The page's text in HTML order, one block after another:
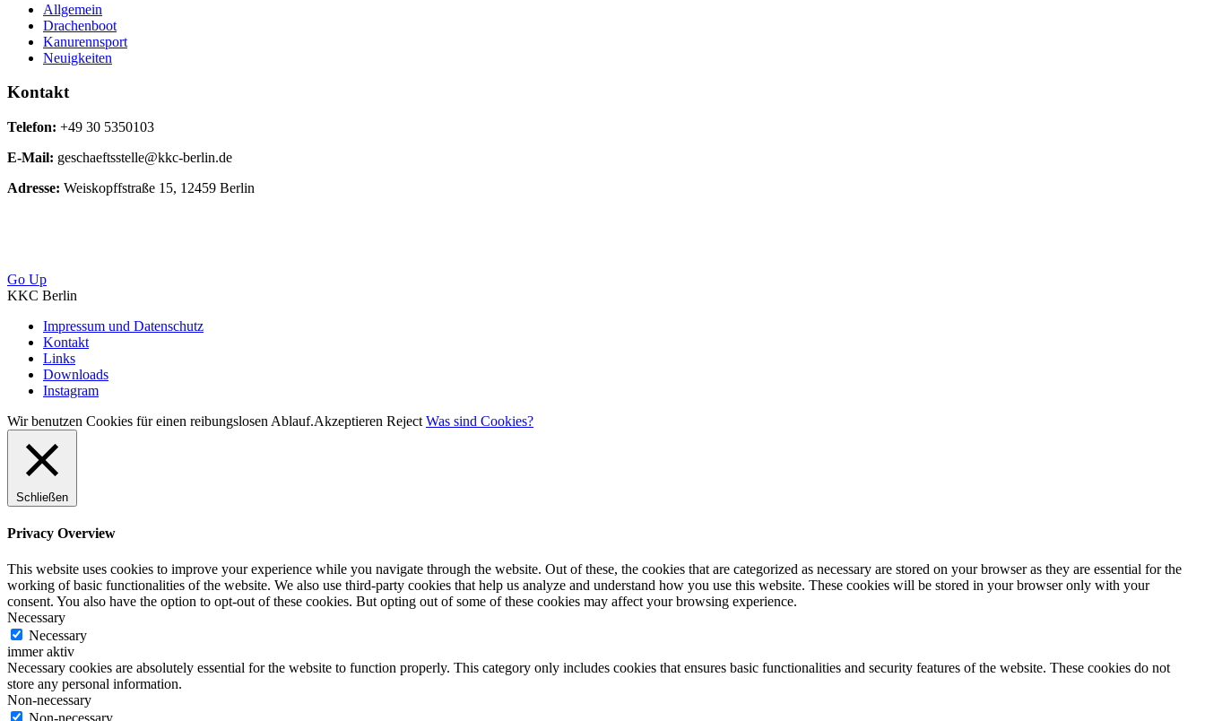
Allgemein
Drachenboot
Kanurennsport
Neuigkeiten
Kontakt
Telefon: +49 30 5350103
E-Mail: geschaeftsstelle@kkc-berlin.de
Adresse: Weiskopffstraße 15, 12459 Berlin
Go Up
KKC Berlin
Impressum und Datenschutz
Kontakt
Links
Downloads
Instagram
Wir benutzen Cookies für einen reibungslosen Ablauf.Akzeptieren Reject Was sind Cookies?
Schließen
Privacy Overview
This website uses cookies to improve your experience while you navigate through the website. Out of these, the cookies that are categorized as necessary are stored on your browser as they are essential for the
working of basic functionalities of the website. We also use third-party cookies that help us analyze and understand how you use this website. These cookies will be stored in your browser only with your
consent. You also have the option to opt-out of these cookies. But opting out of some of these cookies may affect your browsing experience.
Necessary
Necessary
immer aktiv
Necessary cookies are absolutely essential for the website to function properly. This category only includes cookies that ensures basic functionalities and security features of the website. These cookies do not
store any personal information.
Non-necessary
Non-necessary